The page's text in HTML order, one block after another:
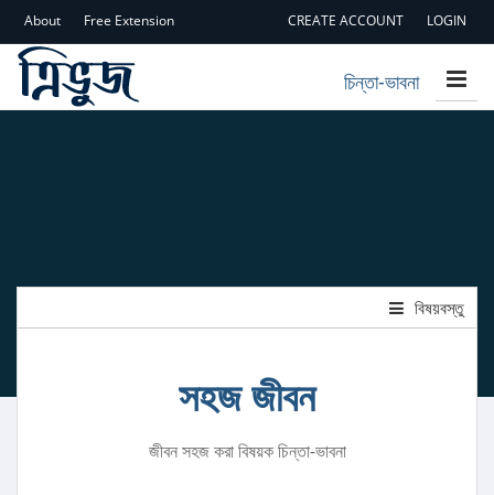
CREATE ACCOUNT LOGIN
About Free Extension
চিন্তা-ভাবনা
বিষয়বস্তু
সহজ জীবন
জীবন সহজ করা বিষয়ক চিন্তা-ভাবনা